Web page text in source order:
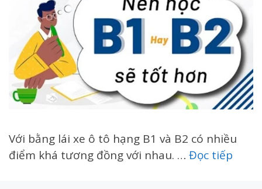
Với bằng lái xe ô tô hạng B1 và B2 có nhiều
điểm khá tương đồng với nhau. … Đọc tiếp